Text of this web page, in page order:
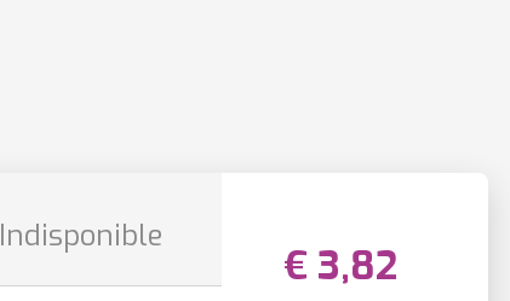
Indisponible
€ 3,82